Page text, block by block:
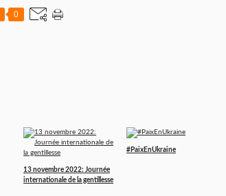
0
13 novembre 2022: Journée
internationale de la gentillesse
#PaixEnUkraine